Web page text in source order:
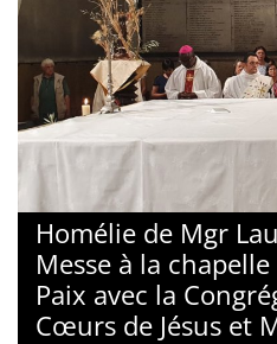
Homélie de Mgr
Messe à la
Paix avec la
Cœurs de Jésus et